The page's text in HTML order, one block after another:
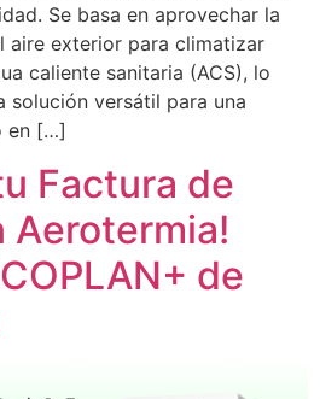
Se basa en aprovechar la
aire exterior para climatizar
caliente sanitaria (ACS), lo
solución versátil para una
en […]
Factura de
Aerotermia!
de